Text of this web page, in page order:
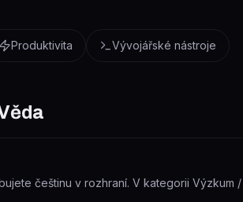
Produktivita Vývojářské nástroje
češtinu v rozhraní. V kategorii